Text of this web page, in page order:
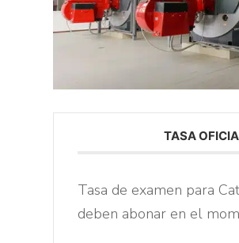
TASA
Tasa de examen para
deben abonar en el